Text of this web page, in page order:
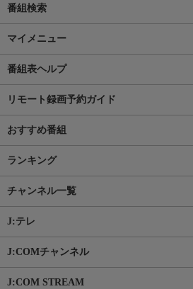
番組検索
マイメニュー
番組表ヘルプ
リモート録画予約ガイド
おすすめ番組
ランキング
チャンネル一覧
J:テレ
J:COMチャンネル
J:COM STREAM